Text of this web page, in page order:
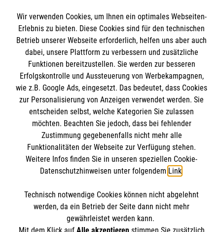
Angebote & Leistungen
Kursangebote
Mitarbeiten & Stellenangebote
Wir Malteser
Informationen
Kontakt
Presse und Medien
Transparenz
Impressum
Datenschutz
Malteser online
Malteserorden
Malteser Jugend
Malteser International
Mediathek
Spendenkonto
Empfänger: Malteser Hilfsdienst e.V.
BIC: GENODED 1PA7
Soziale Netzwerke
Wir verwenden Cookies, um Ihnen ein optimales Webseiten-
Erlebnis zu bieten. Diese Cookies sind für den technischen
Betrieb unserer Webseite erforderlich, helfen uns aber auch
dabei, unsere Plattform zu verbessern und zusätzliche
Funktionen bereitzustellen. Sie werden zur besseren
Erfolgskontrolle und Aussteuerung von Werbekampagnen,
wie z.B. Google Ads, eingesetzt. Das bedeutet, dass Cookies
zur Personalisierung von Anzeigen verwendet werden. Sie
entscheiden selbst, welche Kategorien Sie zulassen
möchten. Beachten Sie jedoch, dass bei fehlender
Zustimmung gegebenenfalls nicht mehr alle
Funktionalitäten der Webseite zur Verfügung stehen.
Weitere Infos finden Sie in unseren speziellen Cookie-
Datenschutzhinweisen unter folgendem Link.
Technisch notwendige Cookies können nicht abgelehnt
werden, da ein Betrieb der Seite dann nicht mehr
gewährleistet werden kann.